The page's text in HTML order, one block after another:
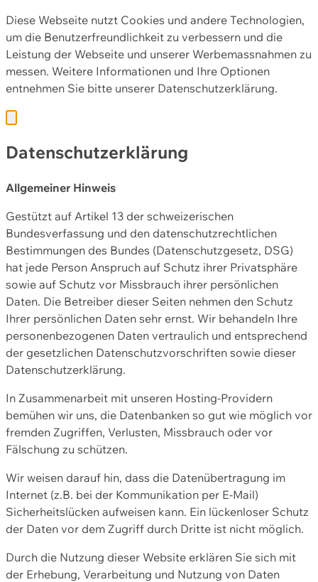
Diese Webseite nutzt Cookies und andere Technologien,
um die Benutzerfreundlichkeit zu verbessern und die
Leistung der Webseite und unserer Werbemassnahmen zu
messen. Weitere Informationen und Ihre Optionen
entnehmen Sie bitte unserer Datenschutzerklärung.
Datenschutzerklärung
Allgemeiner Hinweis
Gestützt auf Artikel 13 der schweizerischen
Bundesverfassung und den datenschutzrechtlichen
Bestimmungen des Bundes (Datenschutzgesetz, DSG)
hat jede Person Anspruch auf Schutz ihrer Privatsphäre
sowie auf Schutz vor Missbrauch ihrer persönlichen
Daten. Die Betreiber dieser Seiten nehmen den Schutz
Ihrer persönlichen Daten sehr ernst. Wir behandeln Ihre
personenbezogenen Daten vertraulich und entsprechend
der gesetzlichen Datenschutzvorschriften sowie dieser
Datenschutzerklärung.
In Zusammenarbeit mit unseren Hosting-Providern
bemühen wir uns, die Datenbanken so gut wie möglich vor
fremden Zugriffen, Verlusten, Missbrauch oder vor
Fälschung zu schützen.
Wir weisen darauf hin, dass die Datenübertragung im
Internet (z.B. bei der Kommunikation per E-Mail)
Sicherheitslücken aufweisen kann. Ein lückenloser Schutz
der Daten vor dem Zugriff durch Dritte ist nicht möglich.
Durch die Nutzung dieser Website erklären Sie sich mit
der Erhebung, Verarbeitung und Nutzung von Daten